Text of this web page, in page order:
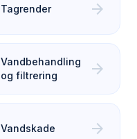
Tagrender arrow_forward
Vandbehandling
og filtrering
arrow_forward
Vandskade arrow_forward